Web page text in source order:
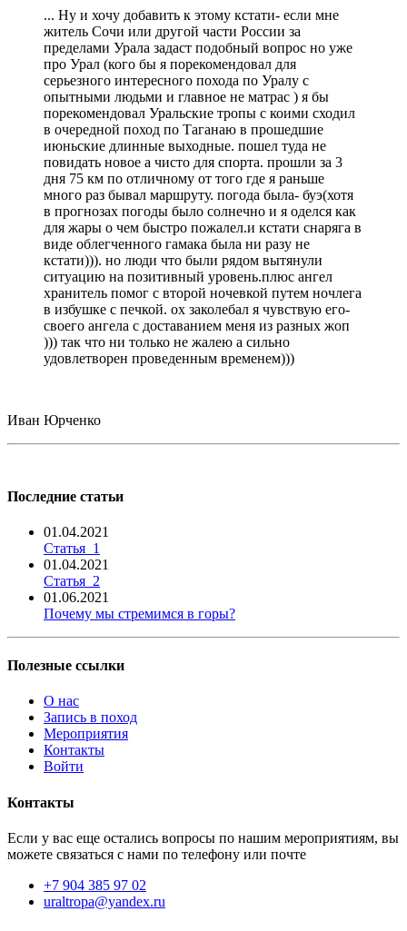
... Ну и хочу добавить к этому кстати- если мне
житель Сочи или другой части России за
пределами Урала задаст подобный вопрос но уже
про Урал (кого бы я порекомендовал для
серьезного интересного похода по Уралу с
опытными людьми и главное не матрас ) я бы
порекомендовал Уральские тропы с коими сходил
в очередной поход по Таганаю в прошедшие
июньские длинные выходные. пошел туда не
повидать новое а чисто для спорта. прошли за 3
дня 75 км по отличному от того где я раньше
много раз бывал маршруту. погода была- буэ(хотя
в прогнозах погоды было солнечно и я оделся как
для жары о чем быстро пожалел.и кстати снаряга в
виде облегченного гамака была ни разу не
кстати))). но люди что были рядом вытянули
ситуацию на позитивный уровень.плюс ангел
хранитель помог с второй ночевкой путем ночлега
в избушке с печкой. ох заколебал я чувствую его-
своего ангела с доставанием меня из разных жоп
))) так что ни только не жалею а сильно
удовлетворен проведенным временем)))
Иван Юрченко
Последние статьи
01.04.2021
Статья_1
01.04.2021
Статья_2
01.06.2021
Почему мы стремимся в горы?
Полезные ссылки
О нас
Запись в поход
Мероприятия
Контакты
Войти
Контакты
Если у вас еще остались вопросы по нашим мероприятиям, вы
можете связаться с нами по телефону или почте
+7 904 385 97 02
uraltropa@yandex.ru